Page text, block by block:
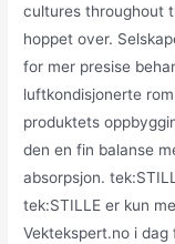
cultures throughout
hoppet over.
for mer presise
luftkondisjonerte
produktets
den en fin balanse
absorpsjon.
tek:STILLE er kun
Vektekspert.no i